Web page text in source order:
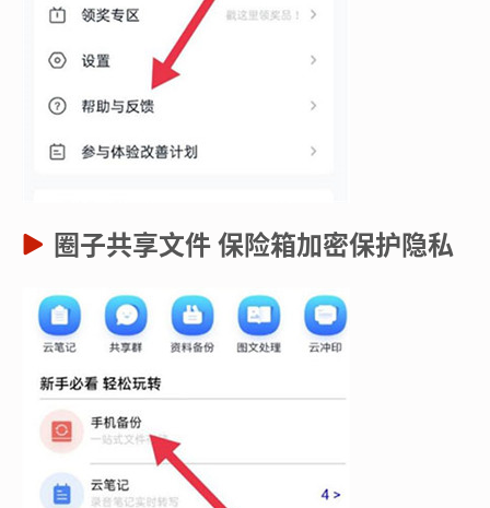
圈子共享文件 保险箱加密保护隐私